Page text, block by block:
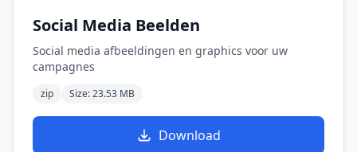
Social Media Beelden
Social media afbeeldingen en graphics voor uw
campagnes
zip Size: 23.53 MB
Download